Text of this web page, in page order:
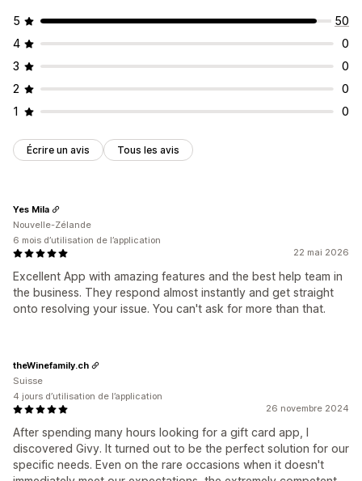
5
50
4
0
3
0
2
0
1
0
Écrire un avis Tous les avis
22 mai 2026
Excellent App with amazing features and the best help team in
the business. They respond almost instantly and get straight
onto resolving your issue. You can't ask for more than that.
Yes Mila
Nouvelle-Zélande
6 mois d’utilisation de l’application
26 novembre 2024
After spending many hours looking for a gift card app, I
discovered Givy. It turned out to be the perfect solution for our
specific needs. Even on the rare occasions when it doesn't
theWinefamily.ch
Suisse
4 jours d’utilisation de l’application